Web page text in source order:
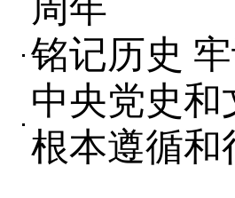
周年
铭记历史
中央党史
根本遵循和